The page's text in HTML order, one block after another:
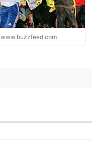
www.buzzfeed.com